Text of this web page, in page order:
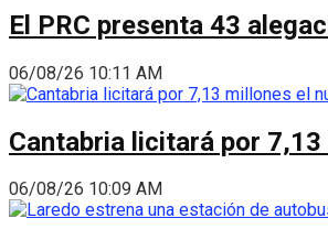
El PRC presenta 43
06/08/26 10:11 AM
Cantabria licitará por
06/08/26 10:09 AM